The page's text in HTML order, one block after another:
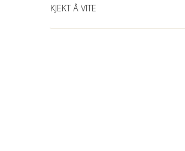
KJEKT Å VITE